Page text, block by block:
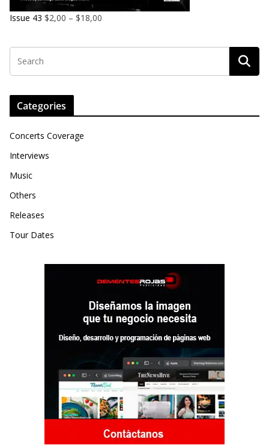
Issue 43 $2,00 – $18,00
Categories
Concerts Coverage
Interviews
Music
Others
Releases
Tour Dates